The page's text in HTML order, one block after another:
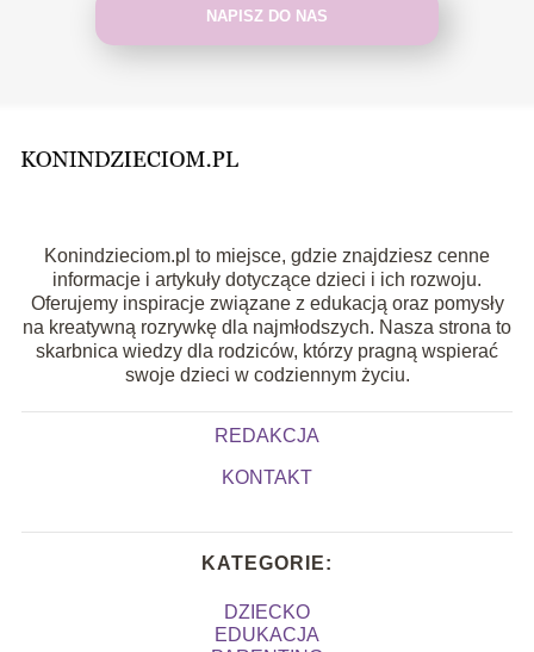
NAPISZ DO NAS
Konindzieciom.pl to miejsce, gdzie znajdziesz cenne
informacje i artykuły dotyczące dzieci i ich rozwoju.
Oferujemy inspiracje związane z edukacją oraz pomysły
na kreatywną rozrywkę dla najmłodszych. Nasza strona to
skarbnica wiedzy dla rodziców, którzy pragną wspierać
swoje dzieci w codziennym życiu.
REDAKCJA
KONTAKT
KATEGORIE:
DZIECKO
EDUKACJA